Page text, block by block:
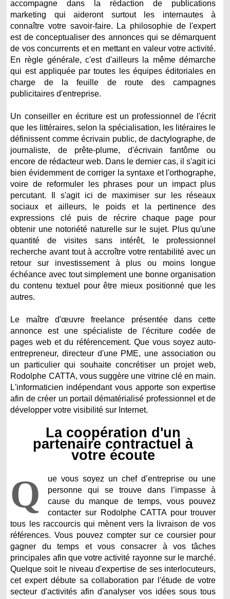
accompagne dans la rédaction de publications
marketing qui aideront surtout les internautes à
connaître votre savoir-faire. La philosophie de l'expert
est de conceptualiser des annonces qui se démarquent
de vos concurrents et en mettant en valeur votre activité.
En règle générale, c'est d'ailleurs la même démarche
qui est appliquée par toutes les équipes éditoriales en
charge de la feuille de route des campagnes
publicitaires d'entreprise.
Un conseiller en écriture est un professionnel de l'écrit
que les littéraires, selon la spécialisation, les litéraires le
définissent comme écrivain public, de dactylographe, de
journaliste, de prête-plume, d'écrivain fantôme ou
encore de rédacteur web. Dans le dernier cas, il s'agit ici
bien évidemment de corriger la syntaxe et l'orthographe,
voire de reformuler les phrases pour un impact plus
percutant. Il s'agit ici de maximiser sur les réseaux
sociaux et ailleurs, le poids et la pertinence des
expressions clé puis de récrire chaque page pour
obtenir une notoriété naturelle sur le sujet. Plus qu'une
quantité de visites sans intérêt, le professionnel
recherche avant tout à accroître votre rentabilité avec un
retour sur investissement à plus ou moins longue
échéance avec tout simplement une bonne organisation
du contenu textuel pour être mieux positionné que les
autres.
Le maître d'œuvre freelance présentée dans cette
annonce est une spécialiste de l'écriture codée de
pages web et du référencement. Que vous soyez auto-
entrepreneur, directeur d'une PME, une association ou
un particulier qui souhaite concrétiser un projet web,
Rodolphe CATTA, vous suggère une vitrine clé en main.
L'informaticien indépendant vous apporte son expertise
afin de créer un portail dématérialisé professionnel et de
développer votre visibilité sur Internet.
La coopération d'un
partenaire contractuel à
votre écoute
Q
ue vous soyez un chef d’entreprise ou une
personne qui se trouve dans l’impasse à
cause du manque de temps, vous pouvez
contacter sur Rodolphe CATTA pour trouver
tous les raccourcis qui mènent vers la livraison de vos
références. Vous pouvez compter sur ce coursier pour
gagner du temps et vous consacrer à vos tâches
principales afin que votre activité rayonne sur le marché.
Quelque soit le niveau d'expertise de ses interlocuteurs,
cet expert débute sa collaboration par l'étude de votre
secteur d'activités afin d'analyser vos idées sous tous